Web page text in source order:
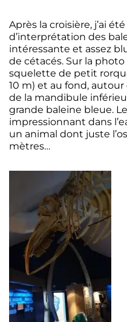
Après la croisière, j’ai
d’interprétation des
intéressante et assez
de cétacés. Sur la
squelette de petit
10 m) et au fond,
de la mandibule
grande baleine bleue.
impressionnant dans
un animal dont juste
mètres…